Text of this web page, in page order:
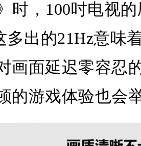
时，100吋电视
多出的21Hz意味
画面延迟零容忍
的游戏体验也会